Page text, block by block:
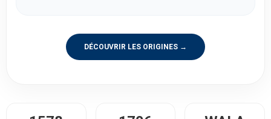
DÉCOUVRIR LES ORIGINES →